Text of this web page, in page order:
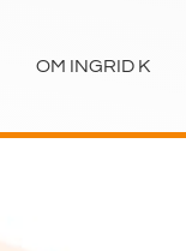
OM INGRID K